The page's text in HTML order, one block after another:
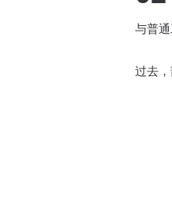
与普
过去